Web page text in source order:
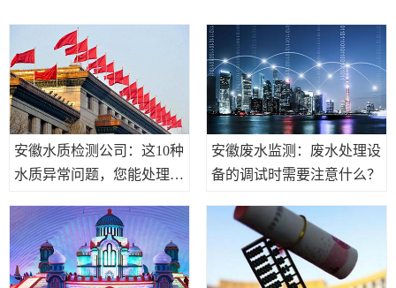
安徽水质检测公司：这10种
水质异常问题，您能处理好
安徽废水监测：废水处理设
备的调试时需要注意什么？